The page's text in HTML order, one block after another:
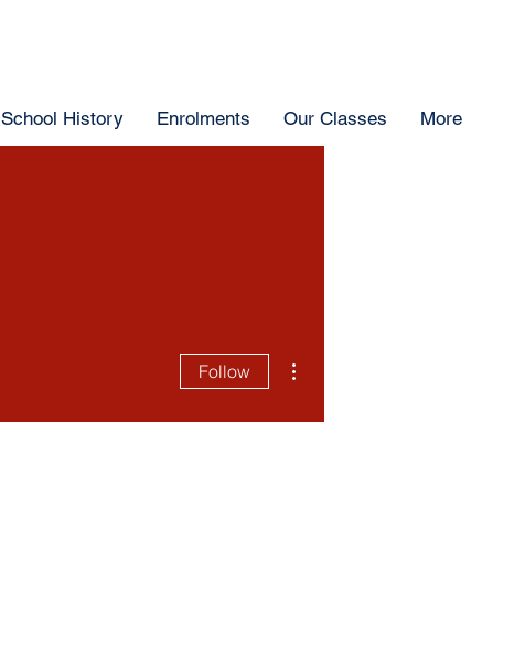
School History Enrolments Our Classes More
Follow